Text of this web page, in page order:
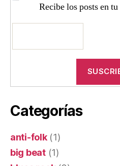
Recibe los posts en
Categorías
anti-folk(1)
big beat(1)